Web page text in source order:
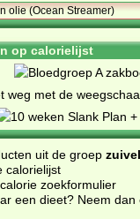
olie (Ocean Streamer)
op calorielijst
uit de groep
calorielijst
zoekformulier
een dieet? Neem